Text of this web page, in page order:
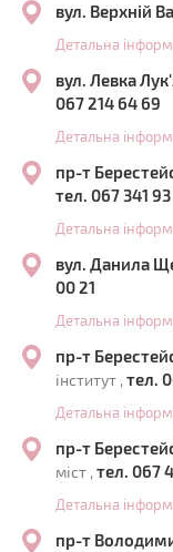
вул. Верхній
Детальна
вул. Левка
067 214 64 69
Детальна
пр-т
тел. 067 341
Детальна
вул. Данила
00 21
Детальна
пр-т
інститут , тел.
Детальна
пр-т
міст , тел. 067
Детальна
пр-т